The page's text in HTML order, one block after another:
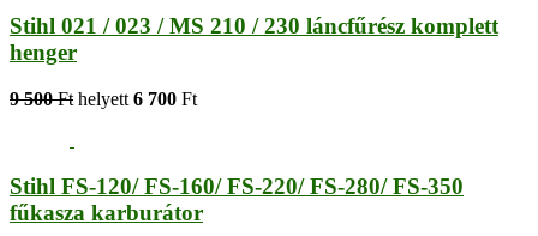
Stihl 021 / 023 / MS 210 / 230 láncfűrész komplett
henger
9 500 Ft helyett 6 700 Ft
Stihl FS-120/ FS-160/ FS-220/ FS-280/ FS-350
fűkasza karburátor